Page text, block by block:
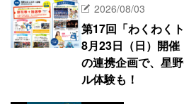
2026/08/03
第17回「わくわく
8月23日（日）開催
の連携企画で、星
ル体験も！